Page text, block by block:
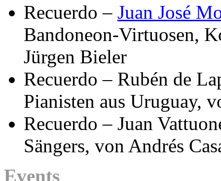
Recuerdo – Juan José
Bandoneon-Virtuosen,
Jürgen Bieler
Recuerdo – Rubén de
Pianisten aus Uruguay,
Recuerdo – Juan
Sängers, von Andrés
Events